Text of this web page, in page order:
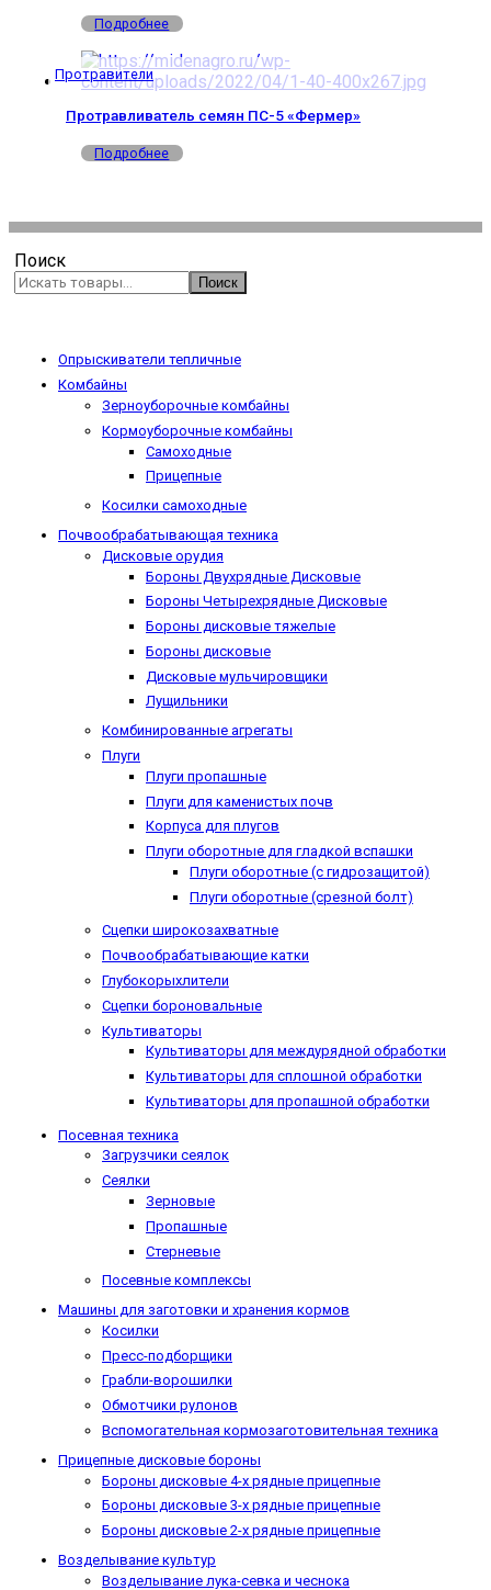
Подробнее
Протравители
Протравливатель семян ПС-5 «Фермер»
Подробнее
Поиск
Поиск
Опрыскиватели тепличные
Комбайны
Зерноуборочные комбайны
Кормоуборочные комбайны
Самоходные
Прицепные
Косилки самоходные
Почвообрабатывающая техника
Дисковые орудия
Бороны Двухрядные Дисковые
Бороны Четырехрядные Дисковые
Бороны дисковые тяжелые
Бороны дисковые
Дисковые мульчировщики
Лущильники
Комбинированные агрегаты
Плуги
Плуги пропашные
Плуги для каменистых почв
Корпуса для плугов
Плуги оборотные для гладкой вспашки
Плуги оборотные (с гидрозащитой)
Плуги оборотные (срезной болт)
Сцепки широкозахватные
Почвообрабатывающие катки
Глубокорыхлители
Сцепки бороновальные
Культиваторы
Культиваторы для междурядной обработки
Культиваторы для сплошной обработки
Культиваторы для пропашной обработки
Посевная техника
Загрузчики сеялок
Сеялки
Зерновые
Пропашные
Стерневые
Посевные комплексы
Машины для заготовки и хранения кормов
Косилки
Пресс-подборщики
Грабли-ворошилки
Обмотчики рулонов
Вспомогательная кормозаготовительная техника
Прицепные дисковые бороны
Бороны дисковые 4-х рядные прицепные
Бороны дисковые 3-х рядные прицепные
Бороны дисковые 2-х рядные прицепные
Возделывание культур
Возделывание лука-севка и чеснока